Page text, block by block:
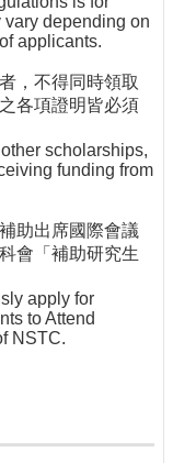
vary depending on
applicants.
，不得同時領取
各項證明皆必須
scholarships,
funding from
助出席國際會議
會「補助研究生
apply for
to Attend
NSTC.